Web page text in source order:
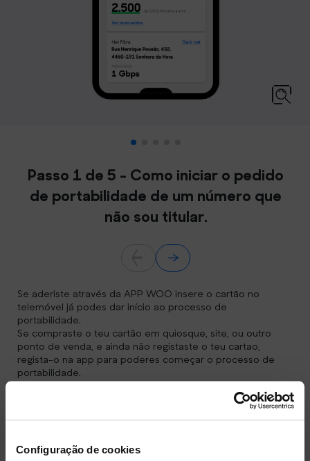
Configuração de cookies
Passo 1 de 5 - Como iniciar o pedido
de portabilidade de um número que
não sou titular.
Se aderiste através da APP WOO insere o cartão no
telemóvel já podes dar início ao processo de
portabilidade.
Se compraste o teu cartão em quiosque, site, ou outro
ponto de venda, e ainda não registaste o teu cartao,
regista-o na app para poderes começar o processo de
portabilidade.
Garante que tens contigo o CVP (código de validação de
portabilidade) e o teu documento de identificação.
Deverás realizar todos os passos deste processo no